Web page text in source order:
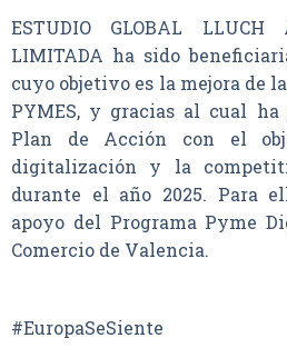
ESTUDIO GLOBAL LLUCH
LIMITADA ha sido
cuyo objetivo es la mejora de
PYMES, y gracias al cual
Plan de Acción con el
digitalización y la
durante el año 2025. Para
apoyo del Programa Pyme
Comercio de Valencia.
#EuropaSeSiente